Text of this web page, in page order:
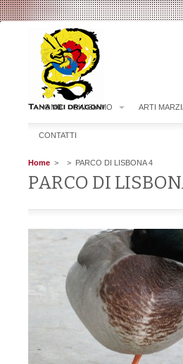
HOME CHI SIAMO ARTI
CONTATTI
Home > > PARCO DI LISBONA 4
PARCO DI